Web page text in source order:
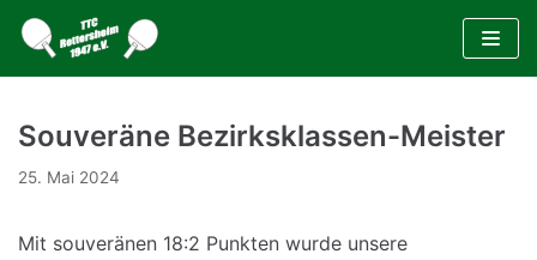
Zum
Inhalt
Souveräne Bezirksklassen-Meister
25. Mai 2024
Mit souveränen 18:2 Punkten wurde unsere